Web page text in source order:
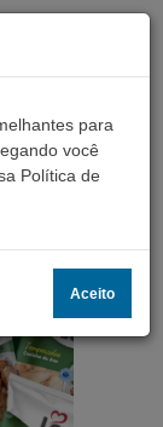
para
você
Política de
Aceito